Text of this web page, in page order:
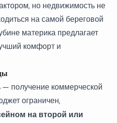
но недвижимость не
на самой береговой
материка предлагает
комфорт и
получение коммерческой
ограничен,
на второй или